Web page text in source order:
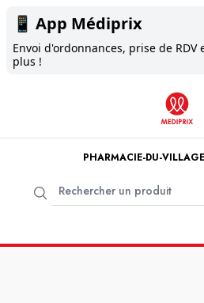
📱 App Médiprix
Envoi d'ordonnances, prise de RDV
plus !
PHARMACIE-DU-